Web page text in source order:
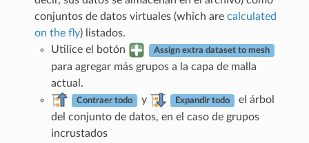
conjuntos de datos virtuales (which are calculated
on the fly) listados.
Utilice el botón
Assign extra dataset to mesh
para agregar más grupos a la capa de malla
actual.
Contraer todo y Expandir todo
el árbol
del conjunto de datos, en el caso de grupos
incrustados